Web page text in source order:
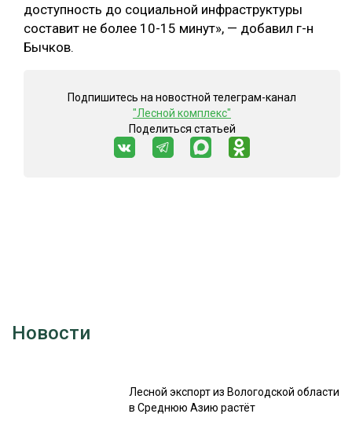
доступность до социальной инфраструктуры
составит не более 10-15 минут», — добавил г-н
Бычков.
Подпишитесь на новостной телеграм-канал
"Лесной комплекс"
Поделиться статьей
Новости
Лесной экспорт из Вологодской области
в Среднюю Азию растёт